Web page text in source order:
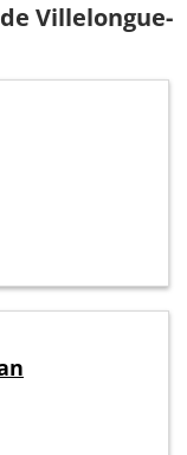
Villelongue-